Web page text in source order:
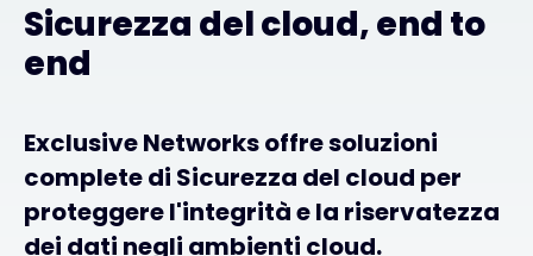
Sicurezza del cloud, end to
end
Exclusive Networks offre soluzioni
complete di Sicurezza del cloud per
proteggere l'integrità e la riservatezza
dei dati negli ambienti cloud.